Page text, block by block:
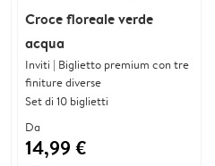
Croce floreale verde
acqua
Inviti | Biglietto premium con tre
finiture diverse
Set di 10 biglietti
Da
14,99 €